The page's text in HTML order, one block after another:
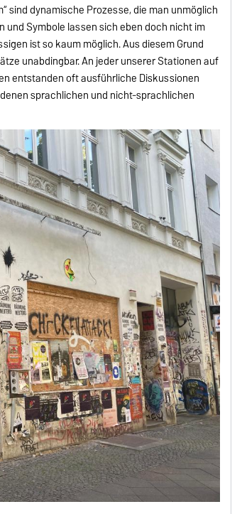
sind dynamische Prozesse, die man unmöglich
Symbole lassen sich eben doch nicht im
ist so kaum möglich. Aus diesem Grund
unabdingbar. An jeder unserer Stationen auf
entstanden oft ausführliche Diskussionen
sprachlichen und nicht-sprachlichen